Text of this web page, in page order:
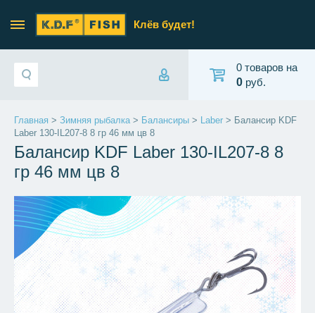
Клёв будет!
0 товаров на
0 руб.
Главная > Зимняя рыбалка> Балансиры > Laber > Балансир KDF
Laber 130-IL207-8 8 гр 46 мм цв 8
Балансир KDF Laber 130-IL207-8 8
гр 46 мм цв 8